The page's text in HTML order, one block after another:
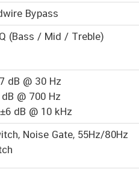
Bypass
(Bass / Mid / Treble)
dB @ 30 Hz
@ 700 Hz
dB @ 10 kHz
Noise Gate, 55Hz/80Hz